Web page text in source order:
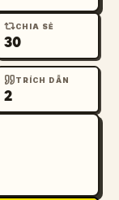
CHIA SẺ
30
TRÍCH DẪN
2